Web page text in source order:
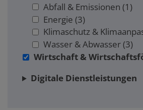
Abfall & Emissionen (1)
Energie (3)
Klimaschutz &
Wasser & Abwasser(3)
Wirtschaft &
Digitale Dienstleistungen